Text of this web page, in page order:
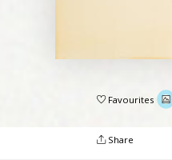
Favourites
Share